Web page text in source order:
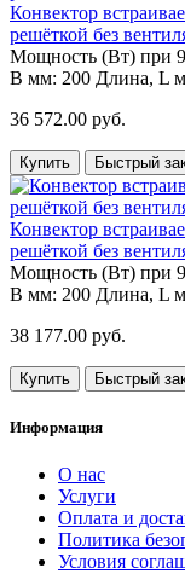
Конвектор
решёткой без
Мощность (Вт) при
B мм: 200 Длина, L
36 572.00 руб.
Купить Быстрый
Конвектор
решёткой без
Мощность (Вт) при
B мм: 200 Длина, L
38 177.00 руб.
Купить Быстрый
Информация
О нас
Услуги
Оплата и
Политика
Условия